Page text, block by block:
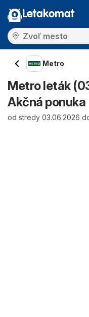
Letakomat
Metro
Metro leták
Akčná ponuka
od stredy 03.06.2026